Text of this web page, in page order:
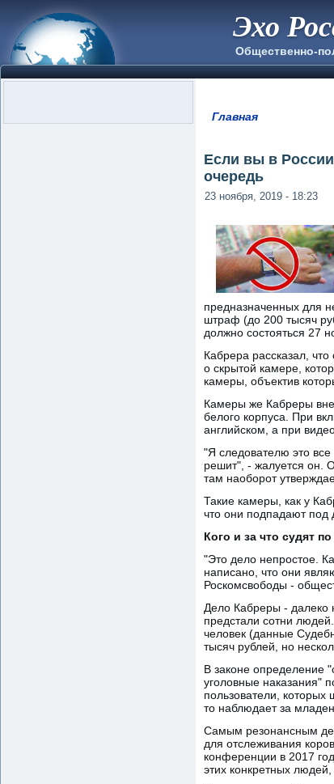
Эхо
Общественно-
Главная
Если вы в
очередь
23 ноября, 2019 - 18:23
предназначенных для
штраф (до 200 тысяч
должно состояться 27
Кабрера рассказал,
о скрытой камере,
камеры, объектив
Камеры же Кабреры
белого корпуса. При
английском, а при
"Я следователю это все
решит", - жалуется он.
там наоборот
Такие камеры, как у
что они подпадают под
Кого и за что судят
"Это дело непростое.
написано, что они
Роскомсвободы -
Дело Кабреры - далеко
предстали сотни
человек (данные
тысяч рублей, но
В законе определение
уголовные наказания"
пользователи,
то наблюдает за
Самым резонансным
для отслеживания
конференции в 2017
этих конкретных